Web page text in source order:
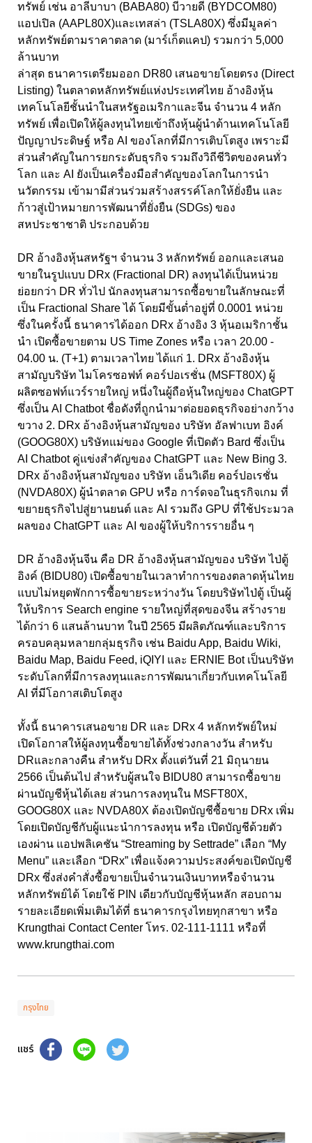
ทรัพย์ เช่น อาลีบาบา (BABA80) บีวายดี (BYDCOM80)
แอปเปิล (AAPL80X)และเทสล่า (TSLA80X) ซึ่งมีมูลค่า
หลักทรัพย์ตามราคาตลาด (มาร์เก็ตแคป) รวมกว่า 5,000
ล้านบาท
ล่าสุด ธนาคารเตรียมออก DR80 เสนอขายโดยตรง (Direct
Listing) ในตลาดหลักทรัพย์แห่งประเทศไทย อ้างอิงหุ้น
เทคโนโลยีชั้นนำในสหรัฐอเมริกาและจีน จำนวน 4 หลัก
ทรัพย์ เพื่อเปิดให้ผู้ลงทุนไทยเข้าถึงหุ้นผู้นำด้านเทคโนโลยี
ปัญญาประดิษฐ์ หรือ AI ของโลกที่มีการเติบโตสูง เพราะมี
ส่วนสำคัญในการยกระดับธุรกิจ รวมถึงวิถีชีวิตของคนทั่ว
โลก และ AI ยังเป็นเครื่องมือสำคัญของโลกในการนำ
นวัตกรรม เข้ามามีส่วนร่วมสร้างสรรค์โลกให้ยั่งยืน และ
ก้าวสู่เป้าหมายการพัฒนาที่ยั่งยืน (SDGs) ของ
สหประชาชาติ ประกอบด้วย
DR อ้างอิงหุ้นสหรัฐฯ จำนวน 3 หลักทรัพย์ ออกและเสนอ
ขายในรูปแบบ DRx (Fractional DR) ลงทุนได้เป็นหน่วย
ย่อยกว่า DR ทั่วไป นักลงทุนสามารถซื้อขายในลักษณะที่
เป็น Fractional Share ได้ โดยมีขั้นต่ำอยู่ที่ 0.0001 หน่วย
ซึ่งในครั้งนี้ ธนาคารได้ออก DRx อ้างอิง 3 หุ้นอเมริกาชั้น
นำ เปิดซื้อขายตาม US Time Zones หรือ เวลา 20.00 -
04.00 น. (T+1) ตามเวลาไทย ได้แก่ 1. DRx อ้างอิงหุ้น
สามัญบริษัท ไมโครซอฟท์ คอร์ปอเรชั่น (MSFT80X) ผู้
ผลิตซอฟท์แวร์รายใหญ่ หนึ่งในผู้ถือหุ้นใหญ่ของ ChatGPT
ซึ่งเป็น AI Chatbot ชื่อดังที่ถูกนำมาต่อยอดธุรกิจอย่างกว้าง
ขวาง 2. DRx อ้างอิงหุ้นสามัญของ บริษัท อัลฟาเบท อิงค์
(GOOG80X) บริษัทแม่ของ Google ที่เปิดตัว Bard ซึ่งเป็น
AI Chatbot คู่แข่งสำคัญของ ChatGPT และ New Bing 3.
DRx อ้างอิงหุ้นสามัญของ บริษัท เอ็นวิเดีย คอร์ปอเรชั่น
(NVDA80X) ผู้นำตลาด GPU หรือ การ์ดจอในธุรกิจเกม ที่
ขยายธุรกิจไปสู่ยานยนต์ และ AI รวมถึง GPU ที่ใช้ประมวล
ผลของ ChatGPT และ AI ของผู้ให้บริการรายอื่น ๆ
DR อ้างอิงหุ้นจีน คือ DR อ้างอิงหุ้นสามัญของ บริษัท ไป่ตู้
อิงค์ (BIDU80) เปิดซื้อขายในเวลาทำการของตลาดหุ้นไทย
แบบไม่หยุดพักการซื้อขายระหว่างวัน โดยบริษัทไป่ตู้ เป็นผู้
ให้บริการ Search engine รายใหญ่ที่สุดของจีน สร้างราย
ได้กว่า 6 แสนล้านบาท ในปี 2565 มีผลิตภัณฑ์และบริการ
ครอบคลุมหลายกลุ่มธุรกิจ เช่น Baidu App, Baidu Wiki,
Baidu Map, Baidu Feed, iQIYI และ ERNIE Bot เป็นบริษัท
ระดับโลกที่มีการลงทุนและการพัฒนาเกี่ยวกับเทคโนโลยี
AI ที่มีโอกาสเติบโตสูง
ทั้งนี้ ธนาคารเสนอขาย DR และ DRx 4 หลักทรัพย์ใหม่
เปิดโอกาสให้ผู้ลงทุนซื้อขายได้ทั้งช่วงกลางวัน สำหรับ
DRและกลางคืน สำหรับ DRx ตั้งแต่วันที่ 21 มิถุนายน
2566 เป็นต้นไป สำหรับผู้สนใจ BIDU80 สามารถซื้อขาย
ผ่านบัญชีหุ้นได้เลย ส่วนการลงทุนใน MSFT80X,
GOOG80X และ NVDA80X ต้องเปิดบัญชีซื้อขาย DRx เพิ่ม
โดยเปิดบัญชีกับผู้แนะนำการลงทุน หรือ เปิดบัญชีด้วยตัว
เองผ่าน แอปพลิเคชัน “Streaming by Settrade” เลือก “My
Menu” และเลือก “DRx” เพื่อแจ้งความประสงค์ขอเปิดบัญชี
DRx ซึ่งส่งคำสั่งซื้อขายเป็นจำนวนเงินบาทหรือจำนวน
หลักทรัพย์ได้ โดยใช้ PIN เดียวกับบัญชีหุ้นหลัก สอบถาม
รายละเอียดเพิ่มเติมได้ที่ ธนาคารกรุงไทยทุกสาขา หรือ
Krungthai Contact Center โทร. 02-111-1111 หรือที่
www.krungthai.com
กรุงไทย
แชร์